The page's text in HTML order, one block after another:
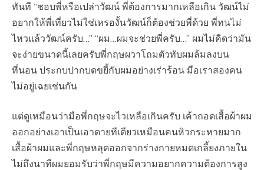
ทันที “ชอบพี่หรือเปล่าวัฒน์ พี่ต้องการมากเหลือเกิน วัฒน์ไม่
อยากให้พี่เที่ยวไม่ใช่เหรองั้นวัฒน์ก็ต้องช่วยพี่ด้วย พี่ทนไม่
ไหวแล้ววัฒน์ครับ…” “ผม…ผมจะช่วยพี่ครับ…” ผมไม่คิดว่ามัน
จะง่ายขนาดนี้เลยครับพี่กฤษผวาโถมตัวทับผมล้มลงบน
ที่นอน ประกบปากบดขยี้กับผมอย่างเร่าร้อน มือเราสองคน
ไม่อยู่เฉยเช่นกัน
แต่ดูเหมือนว่ามือพี่กฤษจะไวเหลือเกินครับ เค้าถอดเสื้อผ้าผม
ออกอย่างเอาเป็นเอาตายทีเดียวเหมือนคนหิวกระหายมาก
เสื้อผ้าผมและพี่กฤษหลุดออกจากร่างกายหมดเกลี้ยงภายใน
ไม่ถึงนาทีผมยอมรับว่าพี่กฤษมีความอยากความต้องการสูง